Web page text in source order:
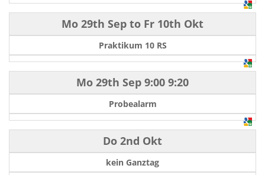
Mo 29th Sep to Fr 10th Okt
Praktikum 10 RS
Mo 29th Sep 9:00 9:20
Probealarm
Do 2nd Okt
kein Ganztag